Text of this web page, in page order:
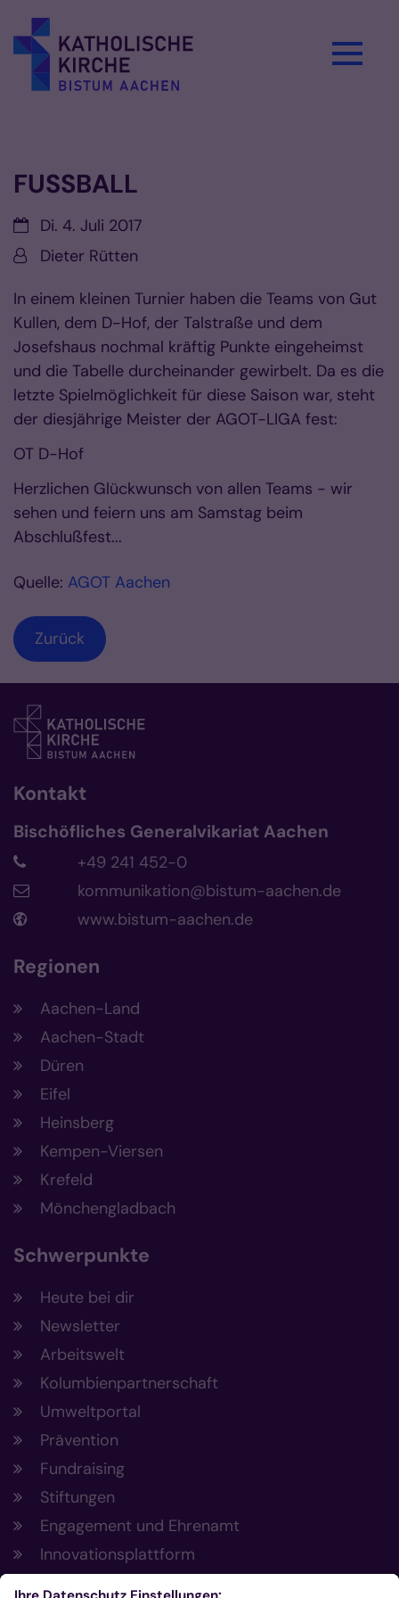
FUSSBALL
Datum:Di. 4. Juli 2017
Von:Dieter Rütten
In einem kleinen Turnier haben die Teams von Gut
Kullen, dem D-Hof, der Talstraße und dem
Josefshaus nochmal kräftig Punkte eingeheimst
und die Tabelle durcheinander gewirbelt. Da es die
letzte Spielmöglichkeit für diese Saison war, steht
der diesjährige Meister der AGOT-LIGA fest:
OT D-Hof
Herzlichen Glückwunsch von allen Teams - wir
sehen und feiern uns am Samstag beim
Abschlußfest...
Quelle: AGOT Aachen
Zurück
Kontakt
Bischöfliches Generalvikariat Aachen
+49 241 452-0
kommunikation@bistum-aachen.de
www.bistum-aachen.de
Regionen
Aachen-Land
Aachen-Stadt
Düren
Eifel
Heinsberg
Kempen-Viersen
Krefeld
Mönchengladbach
Schwerpunkte
Heute bei dir
Newsletter
Arbeitswelt
Kolumbienpartnerschaft
Umweltportal
Prävention
Fundraising
Stiftungen
Engagement und Ehrenamt
Innovationsplattform